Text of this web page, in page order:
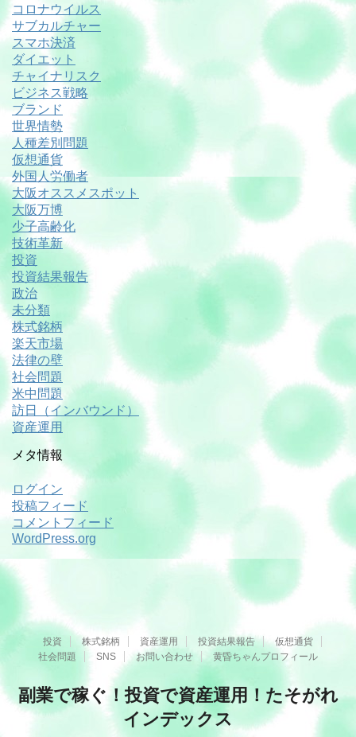
コロナウイルス
サブカルチャー
スマホ決済
ダイエット
チャイナリスク
ビジネス戦略
ブランド
世界情勢
人種差別問題
仮想通貨
外国人労働者
大阪オススメスポット
大阪万博
少子高齢化
技術革新
投資
投資結果報告
政治
未分類
株式銘柄
楽天市場
法律の壁
社会問題
米中問題
訪日（インバウンド）
資産運用
メタ情報
ログイン
投稿フィード
コメントフィード
WordPress.org
投資 株式銘柄 資産運用 投資結果報告
仮想通貨
社会問題
SNS お問い合わせ 黄昏ちゃんプロフィール
副業で稼ぐ！投資で資産運用！たそがれ
インデックス